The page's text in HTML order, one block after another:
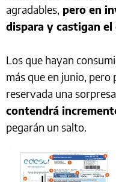
agradables, pero en
dispara y castigan el
Los que hayan
más que en junio, pero
reservada una
contendrá
pegarán un salto.